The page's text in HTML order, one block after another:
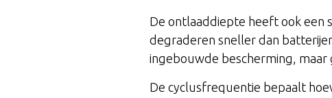
De ontlaaddiepte heeft ook een
degraderen sneller dan
ingebouwde bescherming,
De cyclusfrequentie bepaalt